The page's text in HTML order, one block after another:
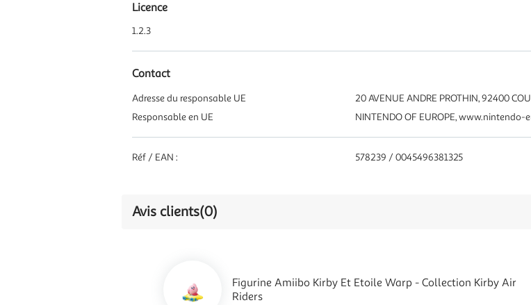
Licence
1.2.3
Contact
Adresse du responsable UE
20 AVENUE ANDRE PROTHIN, 92400
Responsable en UE
NINTENDO OF EUROPE, www.nintendo-
Réf / EAN : 578239 / 0045496381325
Avis clients(0)
Figurine Amiibo Kirby Et Etoile Warp - Collection Kirby Air
Riders